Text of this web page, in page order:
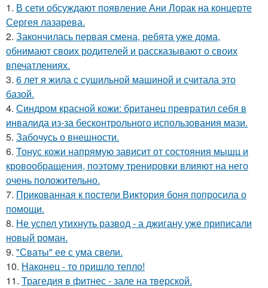
1. В сети обсуждают появление Ани Лорак на концерте
Сергея лазарева.
2. Закончилась первая смена, ребята уже дома,
обнимают своих родителей и рассказывают о своих
впечатлениях.
3. 6 лет я жила с сушильной машиной и считала это
базой.
4. Синдром красной кожи: британец превратил себя в
инвалида из-за бесконтрольного использования мази.
5. Забочусь о внешности.
6. Тонус кожи напрямую зависит от состояния мышц и
кровообращения, поэтому тренировки влияют на него
очень положительно.
7. Прикованная к постели Виктория боня попросила о
помощи.
8. Не успел утихнуть развод - а джигану уже приписали
новый роман.
9. "Сваты" ее с ума свели.
10. Наконец - то пришло тепло!
11. Трагедия в фитнес - зале на тверской.